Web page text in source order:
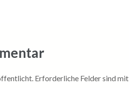
Erforderliche Felder sind mit